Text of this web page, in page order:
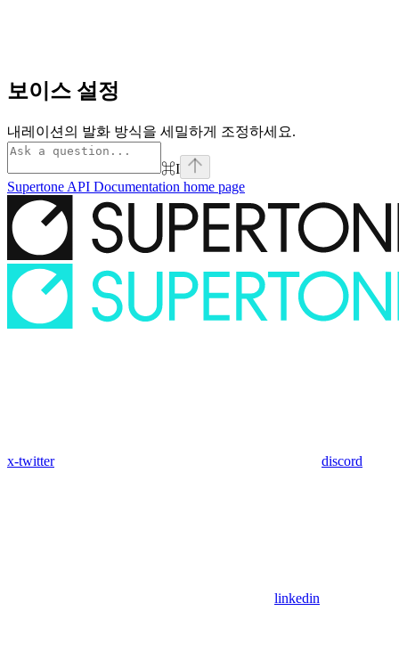
보이스 설정
내레이션의 발화 방식을 세밀하게 조정하세요.
⌘I
Supertone API Documentation home page
x-twitter discord
linkedin